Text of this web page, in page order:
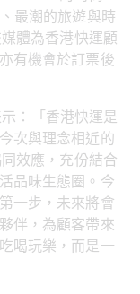
最潮的旅遊與時
體為香港快運顧
有機會於訂票後
：「香港快運是
次與理念相近的
效應，充份結合
品味生態圈。今
一步，未來將會
伴，為顧客帶來
喝玩樂，而是一